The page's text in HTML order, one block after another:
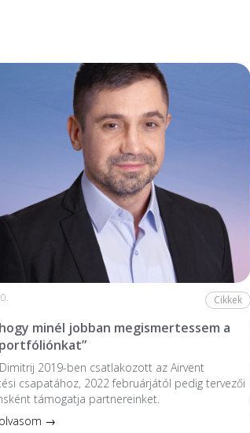
Cikkek
minél jobban megismertessem a
2019-ben csatlakozott az Airvent
csapatához, 2022 februárjától pedig tervezői
támogatja partnereinket.
→